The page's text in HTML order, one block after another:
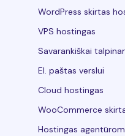
WordPress skirtas
VPS hostingas
Savarankiškai
El. paštas verslui
Cloud hostingas
WooCommerce
Hostingas